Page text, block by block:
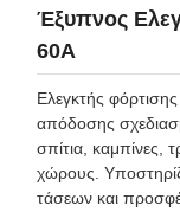
Έξυπνος
60A
Ελεγκτής
απόδοσης
σπίτια, καμπίνες,
χώρους.
τάσεων και